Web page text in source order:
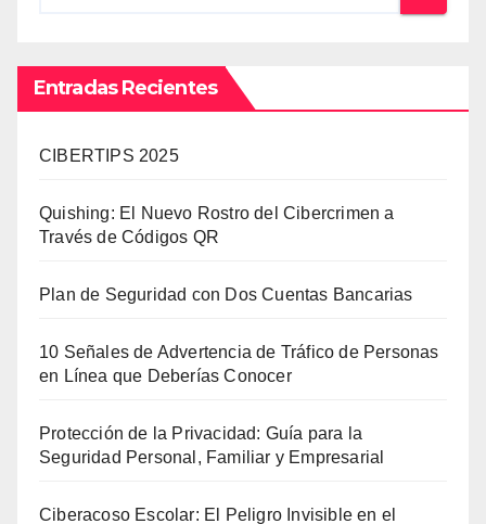
Entradas Recientes
CIBERTIPS 2025
Quishing: El Nuevo Rostro del Cibercrimen a
Través de Códigos QR
Plan de Seguridad con Dos Cuentas Bancarias
10 Señales de Advertencia de Tráfico de Personas
en Línea que Deberías Conocer
Protección de la Privacidad: Guía para la
Seguridad Personal, Familiar y Empresarial
Ciberacoso Escolar: El Peligro Invisible en el